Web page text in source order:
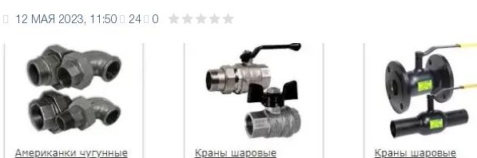
12 МАЯ 2023, 11:50 24 0